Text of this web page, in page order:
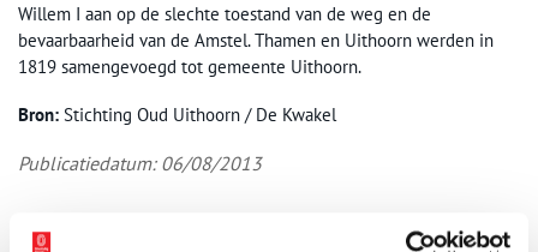
Willem I aan op de slechte toestand van de weg en de
bevaarbaarheid van de Amstel. Thamen en Uithoorn werden in
1819 samengevoegd tot gemeente Uithoorn.
Bron: Stichting Oud Uithoorn / De Kwakel
Publicatiedatum: 06/08/2013